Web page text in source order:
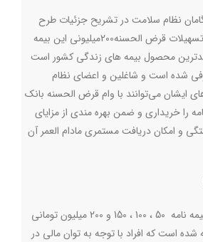
نظام سلامت در تشریح جزئیات طرح
بیمه زندگی شوکا و تسهیلات قرض الحسنه200میلیونی این بیمه
محصول بیمه های زندگی کشور است
شده است و شاغلین و اعضای نظام
ایشان می‌توانند با وام قرض الحسنه بانک
را خریداری و ضمن بهره مندی از مزایای
و امکان دریافت مستمری مادام العمر آن
این بیمه در 4طرح بیمه نامه 50 ، 100 ، 150 و 200 میلیون تومانی
شده است که افراد با توجه به توان مالی در